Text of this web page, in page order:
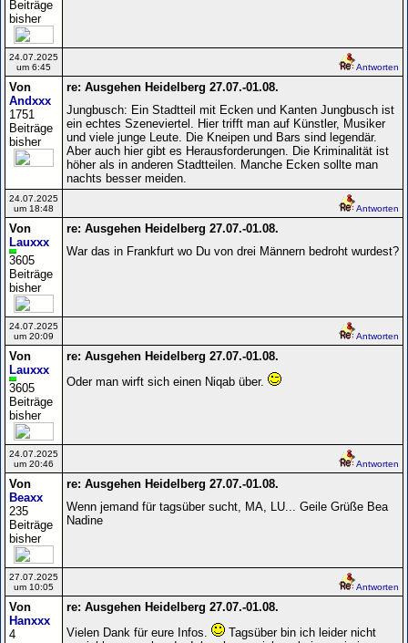
Beiträge
bisher
24.07.2025
um 6:45
Antworten
Von
Andxxx
1751
Beiträge
bisher
re: Ausgehen Heidelberg 27.07.-01.08.
Jungbusch: Ein Stadtteil mit Ecken und Kanten Jungbusch ist
ein echtes Szeneviertel. Hier trifft man auf Künstler, Musiker
und viele junge Leute. Die Kneipen und Bars sind legendär.
Aber auch hier gibt es Herausforderungen. Die Kriminalität ist
höher als in anderen Stadtteilen. Manche Ecken sollte man
nachts besser meiden.
24.07.2025
um 18:48
Antworten
Von
Lauxxx
3605
Beiträge
bisher
re: Ausgehen Heidelberg 27.07.-01.08.
War das in Frankfurt wo Du von drei Männern bedroht wurdest?
24.07.2025
um 20:09
Antworten
Von
Lauxxx
3605
Beiträge
bisher
re: Ausgehen Heidelberg 27.07.-01.08.
Oder man wirft sich einen Niqab über.
24.07.2025
um 20:46
Antworten
Von
Beaxx
235
Beiträge
bisher
re: Ausgehen Heidelberg 27.07.-01.08.
Wenn jemand für tagsüber sucht, MA, LU... Geile Grüße Bea
Nadine
27.07.2025
um 10:05
Antworten
Von
Hanxxx
4
re: Ausgehen Heidelberg 27.07.-01.08.
Vielen Dank für eure Infos.
Tagsüber bin ich leider nicht